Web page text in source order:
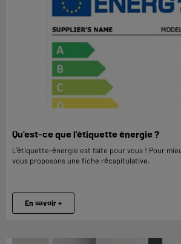
Qu'est-ce que l'étiquette énergie ?
L’étiquette-énergie est faite pour vous ! Pour
vous proposons une fiche récapitulative.
En savoir +